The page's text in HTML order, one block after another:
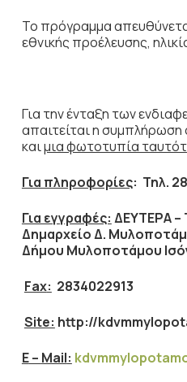
Το πρόγραμμα
εθνικής προέλευσης,
Για την ένταξη των
απαιτείται η συμπλήρωση
καιμια φωτοτυπία
Για πληροφορίες: Τηλ.
Για εγγραφές: ΔΕΥΤΕΡΑ –
Δημαρχείο Δ.
Δήμου Μυλοποτάμου
Fax: 2834022913
Site: http://
E– Mail: